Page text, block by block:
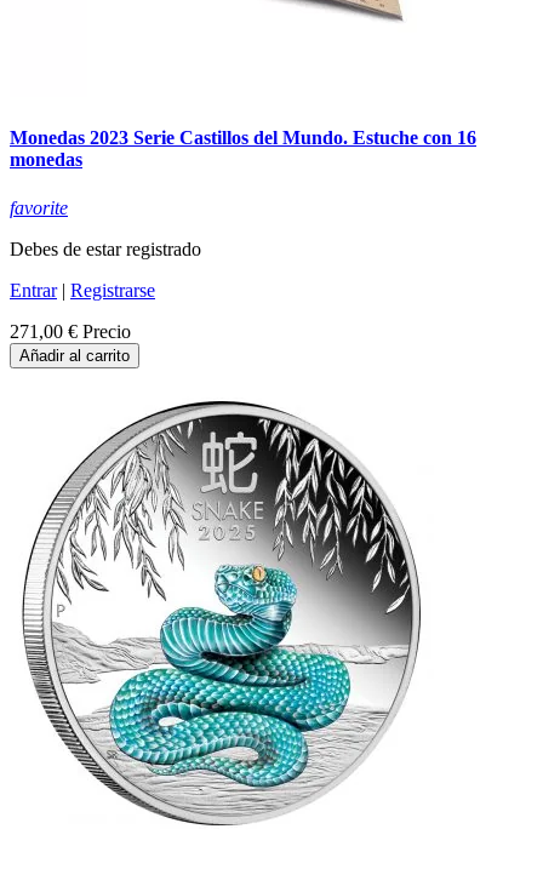
Monedas 2023 Serie Castillos del Mundo. Estuche con 16
monedas
favorite
Debes de estar registrado
Entrar| Registrarse
271,00 € Precio
Añadir al carrito